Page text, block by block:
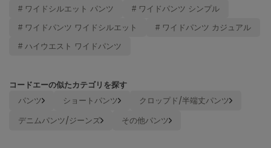
オル
パトリック
フィリーチョコレート
# ワイドシルエット パンツ # ワイドパンツ シンプル
# ワイドパンツ ワイドシルエット # ワイドパンツ カジュアル
# ハイウエスト ワイドパンツ
コードエーの似たカテゴリを探す
パンツ ショートパンツ
クロップド/半端丈パンツ
デニムパンツ/ジーンズ
その他パンツ